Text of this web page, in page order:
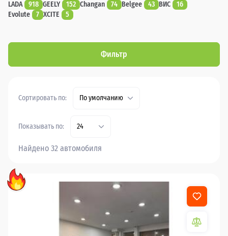
LADA 918 GEELY 152 Changan 74 Belgee 43 ВИС
16
Evolute
7 XCITE 5
Фильтр
Сортировать по: По умолчанию
Показывать по: 24
Найдено 32 автомобиля